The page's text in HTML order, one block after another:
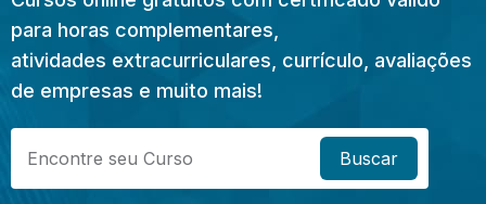
para horas complementares,
atividades extracurriculares, currículo, avaliações
de empresas e muito mais!
Buscar